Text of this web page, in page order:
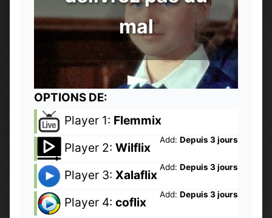
mal
OPTIONS DE:
Player 1: Flemmix
Add: Depuis 3 jours
Player 2: Wilflix
Add: Depuis 3 jours
Player 3: Xalaflix
Add: Depuis 3 jours
Player 4: coflix